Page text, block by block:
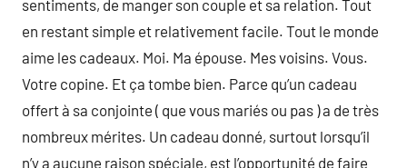
sentiments, de manger son couple et sa relation. Tout
en restant simple et relativement facile. Tout le monde
aime les cadeaux. Moi. Ma épouse. Mes voisins. Vous.
Votre copine. Et ça tombe bien. Parce qu’un cadeau
offert à sa conjointe ( que vous mariés ou pas ) a de très
nombreux mérites. Un cadeau donné, surtout lorsqu’il
n’y a aucune raison spéciale, est l’opportunité de faire